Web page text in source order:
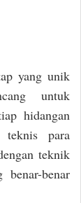
yang unik
untuk
hidangan
teknis para
teknik
benar